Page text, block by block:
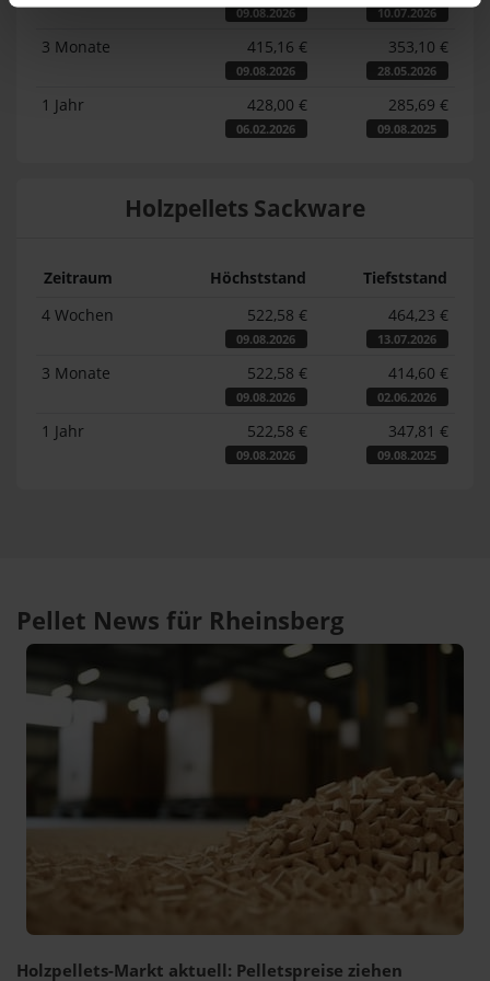
09.08.2026 10.07.2026
3 Monate 415,16 €
09.08.2026
353,10 €
28.05.2026
1 Jahr 428,00 €
06.02.2026
285,69 €
09.08.2025
Holzpellets Sackware
Zeitraum Höchststand
Tiefststand
4 Wochen
522,58 €
09.08.2026
464,23 €
13.07.2026
3 Monate 522,58 €
09.08.2026
414,60 €
02.06.2026
1 Jahr 522,58 €
09.08.2026
347,81 €
09.08.2025
Pellet News für Rheinsberg
Holzpellets-Markt aktuell: Pelletspreise ziehen